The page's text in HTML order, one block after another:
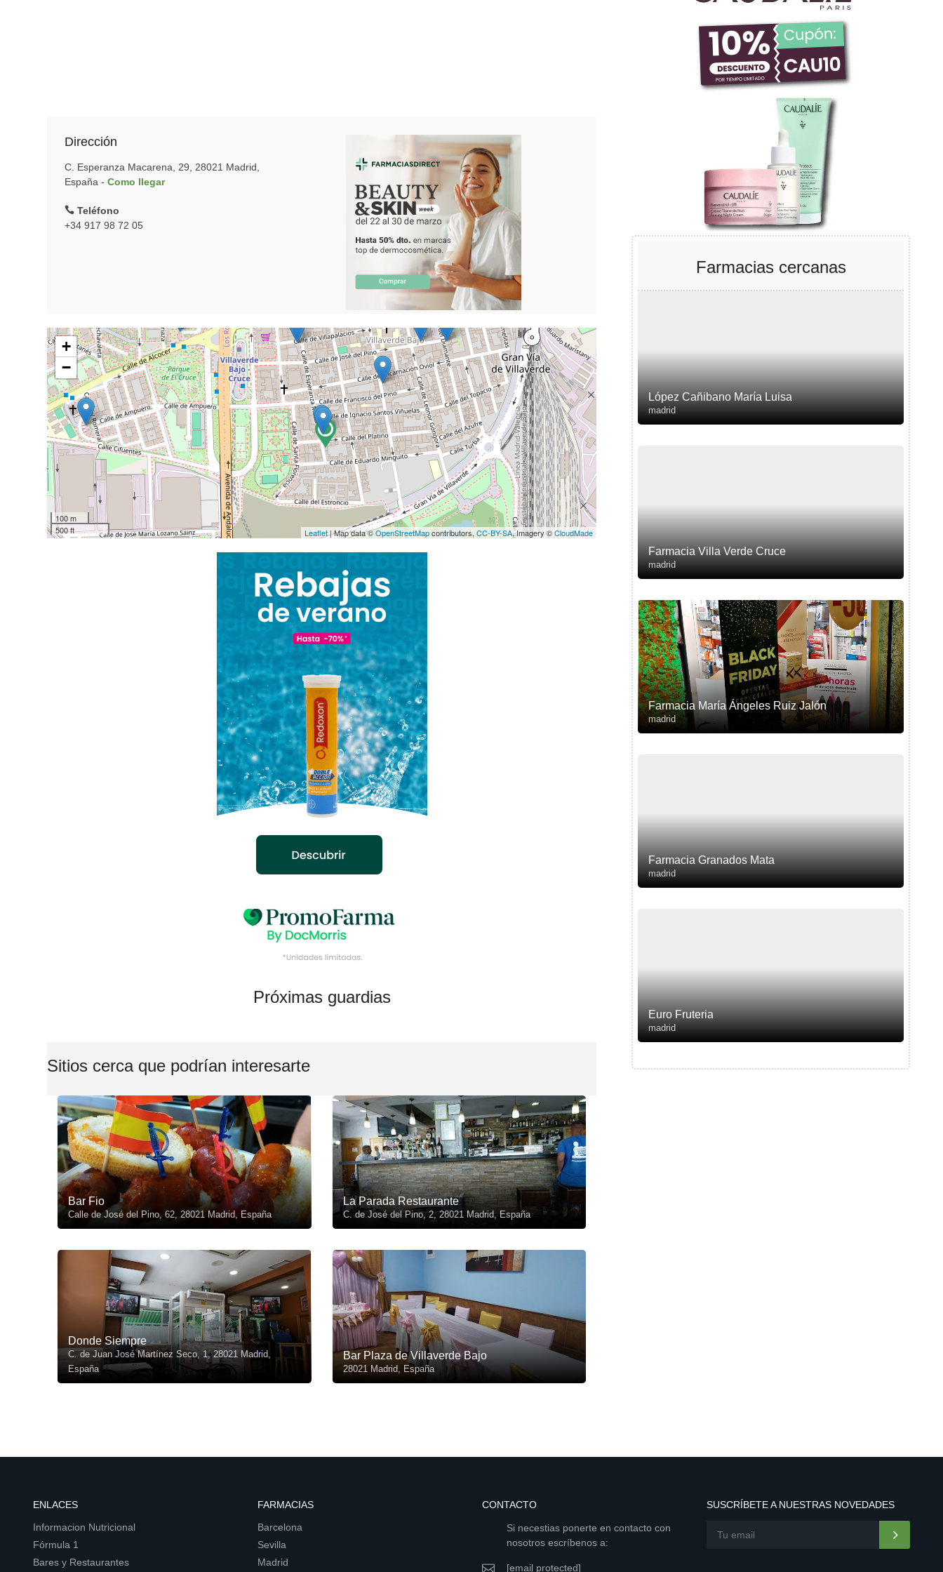
Dirección
C. Esperanza Macarena, 29, 28021 Madrid,
España - Como llegar
Teléfono
+34 917 98 72 05
+
−
100 m
500 ft
Leaflet| Map data ©OpenStreetMapcontributors,CC-BY-SA, Imagery ©CloudMade
Próximas guardias
Sitios cerca que podrían interesarte
Bar Fio
Calle de José del Pino, 62, 28021 Madrid, España
La Parada Restaurante
C. de José del Pino, 2, 28021 Madrid, España
Donde Siempre
C. de Juan José Martínez Seco, 1, 28021 Madrid,
España
Bar Plaza de Villaverde Bajo
28021 Madrid, España
Farmacias cercanas
López Cañibano María Luisa
madrid
Farmacia Villa Verde Cruce
madrid
Farmacia María Ángeles Ruiz Jalón
madrid
Farmacia Granados Mata
madrid
Euro Fruteria
madrid
ENLACES
Informacion Nutricional
Fórmula 1
Bares y Restaurantes
FARMACIAS
Barcelona
Sevilla
Madrid
CONTACTO
Si necestias ponerte en contacto con
nosotros escríbenos a:
[email protected]
SUSCRÍBETE A NUESTRAS NOVEDADES